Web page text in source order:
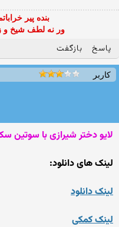
بنده پیر
ور نه لطف شیخ و
پاسخ بازگفت
کاربر
لایو دختر شیرازی با
لینک های دانلود:
لینک دانلود
لینک کمکی